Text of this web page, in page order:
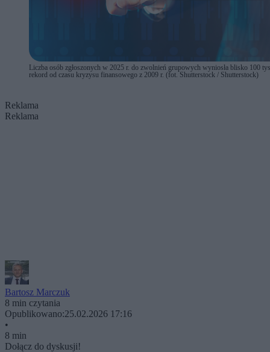
Liczba osób zgłoszonych w 2025 r. do zwolnień grupowych wyniosła blisko 100
rekord od czasu kryzysu finansowego z 2009 r. (fot. Shutterstock / Shutterstock)
Reklama
Reklama
Bartosz Marczuk
8 min czytania
Opublikowano:25.02.2026 17:16
•
8 min
Dołącz do dyskusji!